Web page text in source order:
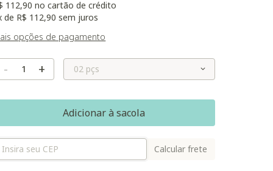
112,90 no cartão de crédito
de R$ 112,90 sem juros
opções de pagamento
- + Selecione o Tamanho
Adicionar à sacola
Calcular frete